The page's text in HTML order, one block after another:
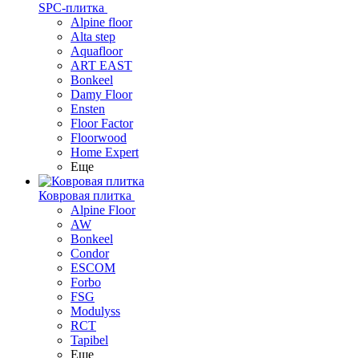
SPC-плитка
Alpine floor
Alta step
Aquafloor
ART EAST
Bonkeel
Damy Floor
Ensten
Floor Factor
Floorwood
Home Expert
Еще
Ковровая плитка
Alpine Floor
AW
Bonkeel
Condor
ESCOM
Forbo
FSG
Modulyss
RCT
Tapibel
Еще